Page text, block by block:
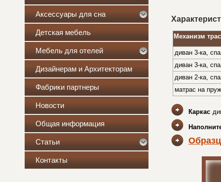
Аксессуары для сна
Детская мебель
Мебель для отелей
Дизайнерам и Архитекторам
Фабрики партнеры
Новости
Общая информация
Статьи
Контакты
Механизм
диван 3-ка,
диван 3-ка,
диван 2-ка,
матрас на
Каркас